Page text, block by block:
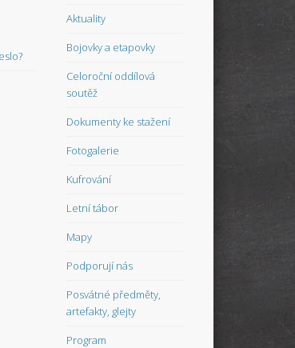
Aktuality
Bojovky a etapovky
Celoroční oddílová
soutěž
Dokumenty ke stažení
Fotogalerie
Kufrování
Letní tábor
Mapy
Podporují nás
Posvátné předměty,
artefakty, glejty
Program